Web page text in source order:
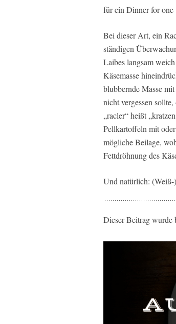
für ein Dinner for one
Bei dieser Art, ein
ständigen
Laibes langsam
Käsemasse
blubbernde Masse
nicht vergessen
„racler“ heißt
Pellkartoffeln mit
mögliche Beilage,
Fettdröhnung des
Und natürlich:
Dieser Beitrag wurde